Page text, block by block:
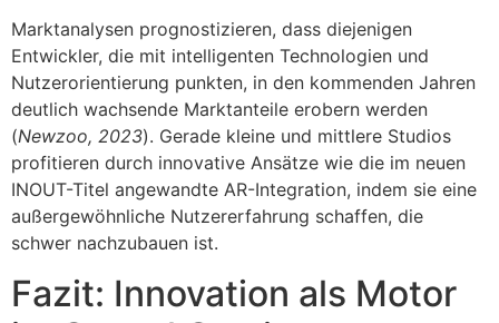
Marktanalysen prognostizieren, dass diejenigen
Entwickler, die mit intelligenten Technologien und
Nutzerorientierung punkten, in den kommenden Jahren
deutlich wachsende Marktanteile erobern werden
(Newzoo, 2023). Gerade kleine und mittlere Studios
profitieren durch innovative Ansätze wie die im neuen
INOUT-Titel angewandte AR-Integration, indem sie eine
außergewöhnliche Nutzererfahrung schaffen, die
schwer nachzubauen ist.
Fazit: Innovation als Motor